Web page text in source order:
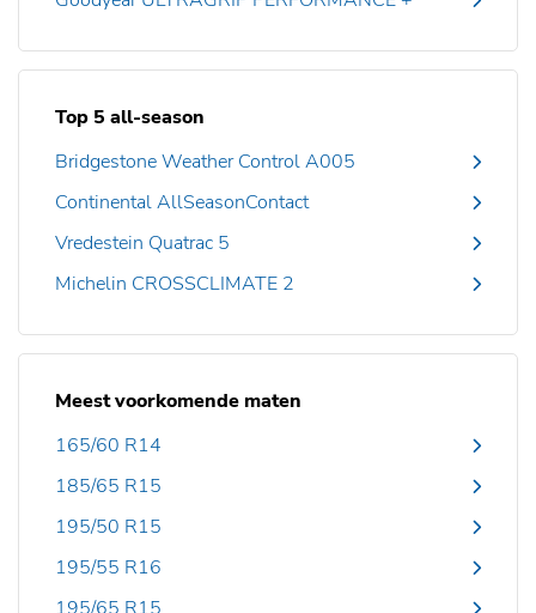
Top 5 all-season
Bridgestone Weather Control A005
Continental AllSeasonContact
Vredestein Quatrac 5
Michelin CROSSCLIMATE 2
Meest voorkomende maten
165/60 R14
185/65 R15
195/50 R15
195/55 R16